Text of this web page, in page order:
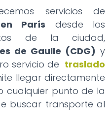
servicios de
París desde los
de la ciudad,
de Gaulle (CDG) y
servicio de traslado
llegar directamente
cualquier punto de la
buscar transporte al